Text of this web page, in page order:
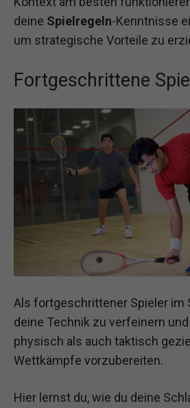
deine Spielregeln-Kenntnisse
um strategische Vorteile zu
Fortgeschrittene
Als fortgeschrittener Spieler im
deine Technik zu verfeinern
physisch als auch taktisch
Wettkämpfe vorzubereiten.
Hier lernst du, wie du deine